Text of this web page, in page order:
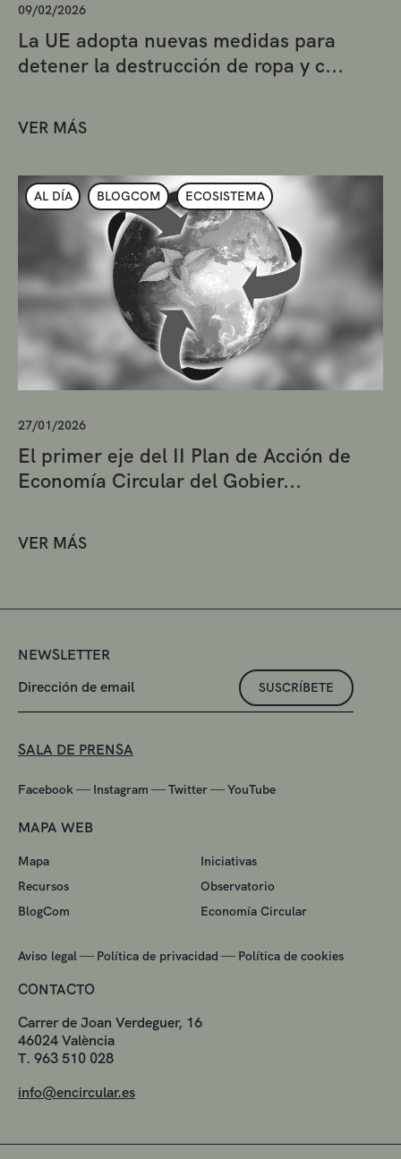
09/02/2026
La UE adopta nuevas medidas para
detener la destrucción de ropa y c...
VER MÁS
AL DÍA BLOGCOM ECOSISTEMA
27/01/2026
El primer eje del II Plan de Acción de
Economía Circular del Gobier...
VER MÁS
NEWSLETTER
SUSCRÍBETE
SALA DE PRENSA
Facebook — Instagram —Twitter—YouTube
MAPA WEB
Mapa
Iniciativas
Recursos
Observatorio
BlogCom
Economía Circular
Aviso legal — Política de privacidad — Política de cookies
CONTACTO
Carrer de Joan Verdeguer, 16
46024 València
T. 963 510 028
info@encircular.es